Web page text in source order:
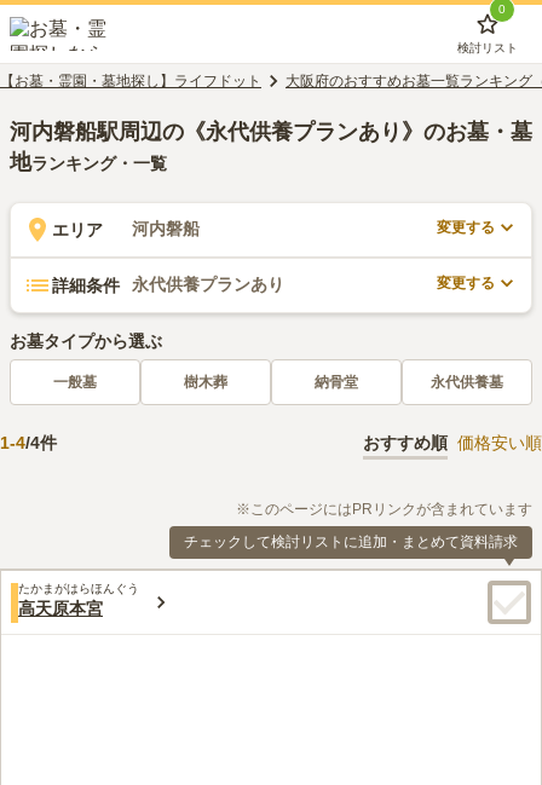
0
検討リスト
【お墓・霊園・墓地探し】ライフドット 大阪府のおすすめお墓一覧ランキング
河内磐船駅周辺の《永代供養プランあり》のお墓・墓
地ランキング・一覧
エリア 河内磐船 変更する
詳細条件 永代供養プランあり 変更する
お墓タイプから選ぶ
一般墓 樹木葬 納骨堂 永代供養墓
1-4/4件 おすすめ順 価格安い順
※このページにはPRリンクが含まれています
チェックして検討リストに追加・まとめて資料請求
たかまがはらほんぐう
高天原本宮